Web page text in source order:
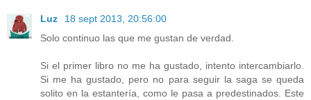
Luz
18 sept 2013, 20:56:00
Solo continuo las que me gustan de verdad.
Si el primer libro no me ha gustado, intento intercambiarlo.
Si me ha gustado, pero no para seguir la saga se queda
solito en la estantería, como le pasa a predestinados. Este